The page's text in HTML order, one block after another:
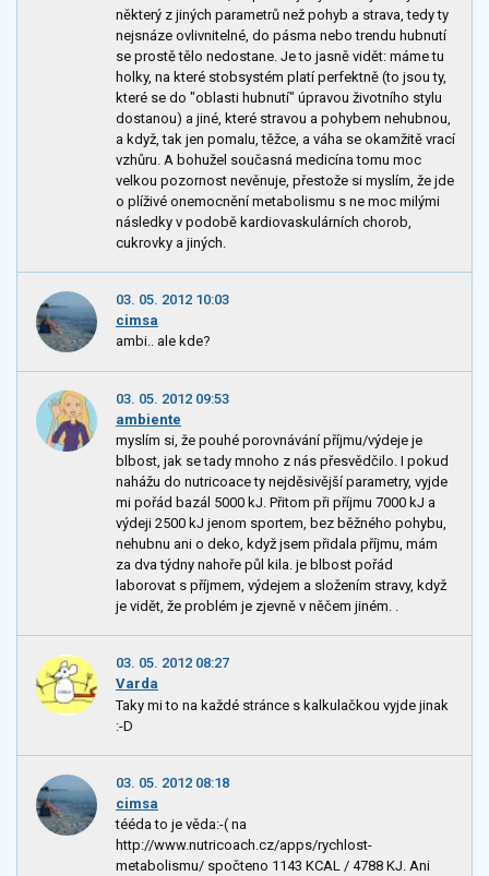
některý z jiných parametrů než pohyb a strava, tedy ty
nejsnáze ovlivnitelné, do pásma nebo trendu hubnutí
se prostě tělo nedostane. Je to jasně vidět: máme tu
holky, na které stobsystém platí perfektně (to jsou ty,
které se do "oblasti hubnutí" úpravou životního stylu
dostanou) a jiné, které stravou a pohybem nehubnou,
a když, tak jen pomalu, těžce, a váha se okamžitě vrací
vzhůru. A bohužel současná medicína tomu moc
velkou pozornost nevěnuje, přestože si myslím, že jde
o plíživé onemocnění metabolismu s ne moc milými
následky v podobě kardiovaskulárních chorob,
cukrovky a jiných.
03. 05. 2012 10:03
cimsa
ambi.. ale kde?
03. 05. 2012 09:53
ambiente
myslím si, že pouhé porovnávání příjmu/výdeje je
blbost, jak se tady mnoho z nás přesvědčilo. I pokud
nahážu do nutricoace ty nejděsivější parametry, vyjde
mi pořád bazál 5000 kJ. Přitom při příjmu 7000 kJ a
výdeji 2500 kJ jenom sportem, bez běžného pohybu,
nehubnu ani o deko, když jsem přidala příjmu, mám
za dva týdny nahoře půl kila. je blbost pořád
laborovat s příjmem, výdejem a složením stravy, když
je vidět, že problém je zjevně v něčem jiném. .
03. 05. 2012 08:27
Varda
Taky mi to na každé stránce s kalkulačkou vyjde jinak
:-D
03. 05. 2012 08:18
cimsa
tééda to je věda:-( na
http://www.nutricoach.cz/apps/rychlost-
metabolismu/ spočteno 1143 KCAL / 4788 KJ. Ani